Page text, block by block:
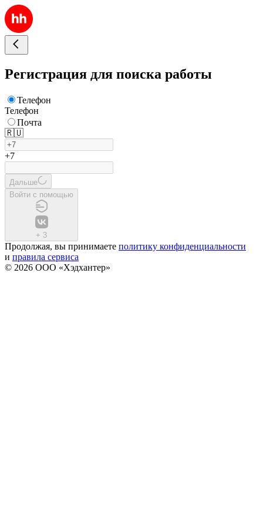
Регистрация для поиска работы
Телефон
Телефон
Почта
🇷🇺
+7
Дальше
Войти с помощью
+ 3
Продолжая, вы принимаете политику конфиденциальности
и правила сервиса
© 2026 ООО «Хэдхантер»